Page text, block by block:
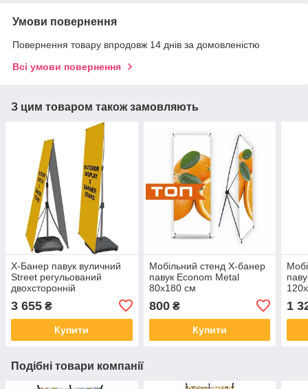
Умови повернення
Повернення товару впродовж 14 днів за домовленістю
Всі умови повернення
З цим товаром також замовляють
X-Банер павук вуличний
Street регульований
двохсторонній
3 655 ₴
Купити
Мобільний стенд X-банер
павук Econom Metal
80х180 см
800₴
Купити
1
Подібні товари компанії